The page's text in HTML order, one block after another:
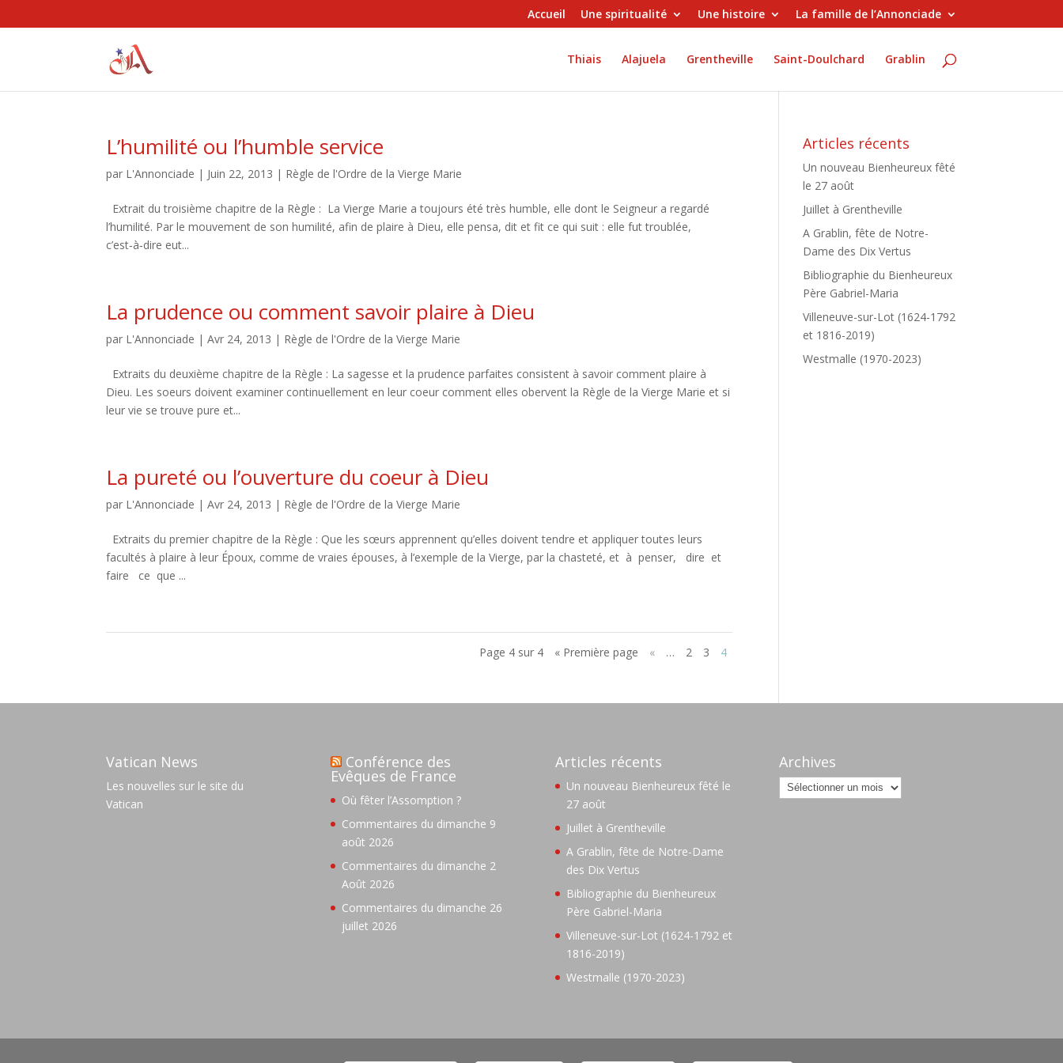
Accueil Une spiritualité Une histoire La famille de l’Annonciade
Thiais Alajuela Grentheville Saint-Doulchard Grablin
L’humilité ou l’humble service
par L'Annonciade | Juin 22, 2013 | Règle de l'Ordre de la Vierge Marie
Extrait du troisième chapitre de la Règle : La Vierge Marie a toujours été très humble, elle dont le Seigneur a regardé
l’humilité. Par le mouvement de son humilité, afin de plaire à Dieu, elle pensa, dit et fit ce qui suit : elle fut troublée,
c’est‑à‑dire eut...
La prudence ou comment savoir plaire à Dieu
par L'Annonciade |Avr 24, 2013 | Règle de l'Ordre de la Vierge Marie
Extraits du deuxième chapitre de la Règle : La sagesse et la prudence parfaites consistent à savoir comment plaire à
Dieu. Les soeurs doivent examiner continuellement en leur coeur comment elles obervent la Règle de la Vierge Marie et si
leur vie se trouve pure et...
La pureté ou l’ouverture du coeur à Dieu
par L'Annonciade |Avr 24, 2013 | Règle de l'Ordre de la Vierge Marie
Extraits du premier chapitre de la Règle : Que les sœurs apprennent qu’elles doivent tendre et appliquer toutes leurs
facultés à plaire à leur Époux, comme de vraies épouses, à l’exemple de la Vierge, par la chasteté, et à penser, dire et
faire ce que ...
Page 4 sur 4 « Première page « … 2 3 4
Articles récents
Un nouveau Bienheureux fêté
le 27 août
Juillet à Grentheville
A Grablin, fête de Notre-
Dame des Dix Vertus
Bibliographie du Bienheureux
Père Gabriel-Maria
Villeneuve-sur-Lot (1624-1792
et 1816-2019)
Westmalle (1970-2023)
Vatican News
Les nouvelles sur le site du
Vatican
Conférence des
Evêques de France
Où fêter l’Assomption ?
Commentaires du dimanche 9
août 2026
Commentaires du dimanche 2
Août 2026
Commentaires du dimanche 26
juillet 2026
Articles récents
Un nouveau Bienheureux fêté le
27 août
Juillet à Grentheville
A Grablin, fête de Notre-Dame
des Dix Vertus
Bibliographie du Bienheureux
Père Gabriel-Maria
Villeneuve-sur-Lot (1624-1792 et
1816-2019)
Westmalle (1970-2023)
Archives
Archives